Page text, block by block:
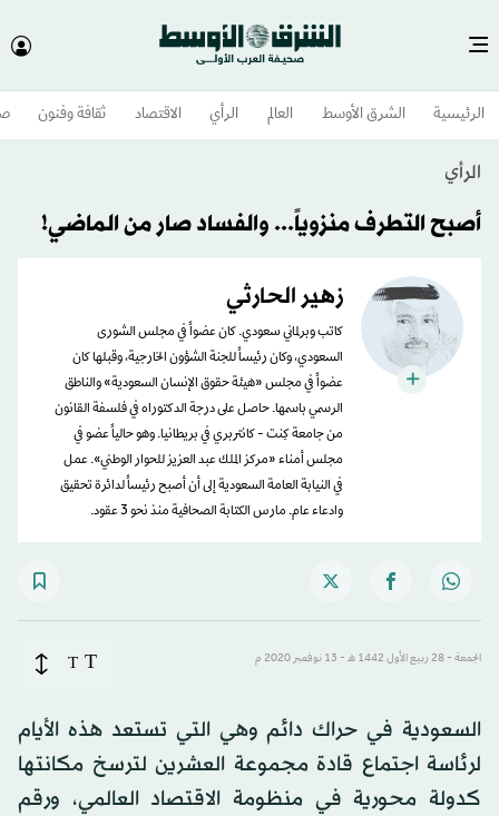
الرئيسية الشرق الأوسط​ العالم الرأي الاقتصاد ثقافة وفنون
الرأي
أصبح التطرف منزوياً... والفساد صار من الماضي!
زهير الحارثي
كاتب وبرلماني سعودي. كان عضواً في مجلس الشورى
السعودي، وكان رئيساً للجنة الشؤون الخارجية، وقبلها كان
عضواً في مجلس «هيئة حقوق الإنسان السعودية» والناطق
الرسمي باسمها. حاصل على درجة الدكتوراه في فلسفة القانون
من جامعة كِنت - كانتربري في بريطانيا. وهو حالياً عضو في
مجلس أمناء «مركز الملك عبد العزيز للحوار الوطني». عمل
في النيابة العامة السعودية إلى أن أصبح رئيساً لدائرة تحقيق
وادعاء عام. مارس الكتابة الصحافية منذ نحو 3 عقود.
الجمعة - 28 ربيع الأول 1442 هـ - 13 نوفمبر 2020 م T
T
السعودية في حراك دائم وهي التي تستعد هذه الأيام
لرئاسة اجتماع قادة مجموعة العشرين لترسخ مكانتها
كدولة محورية في منظومة الاقتصاد العالمي، ورقم